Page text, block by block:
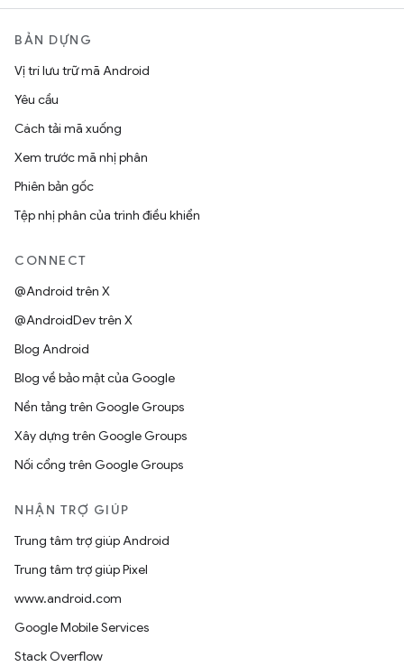
BẢN DỰNG
Vị trí lưu trữ mã Android
Yêu cầu
Cách tải mã xuống
Xem trước mã nhị phân
Phiên bản gốc
Tệp nhị phân của trình điều khiển
CONNECT
@Android trên X
@AndroidDev trên X
Blog Android
Blog về bảo mật của Google
Nền tảng trên Google Groups
Xây dựng trên Google Groups
Nối cổng trên Google Groups
NHẬN TRỢ GIÚP
Trung tâm trợ giúp Android
Trung tâm trợ giúp Pixel
www.android.com
Google Mobile Services
Stack Overflow